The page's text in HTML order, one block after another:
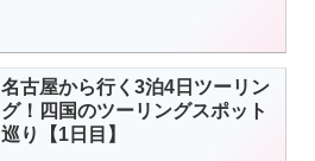
名古屋から行く3泊4日ツーリン
グ！四国のツーリングスポット
巡り【1日目】